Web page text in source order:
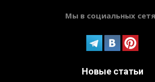
Мы в социальных
Новые статьи